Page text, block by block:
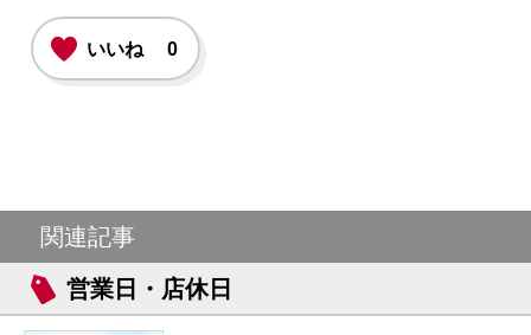
いいね 0
関連記事
営業日・店休日